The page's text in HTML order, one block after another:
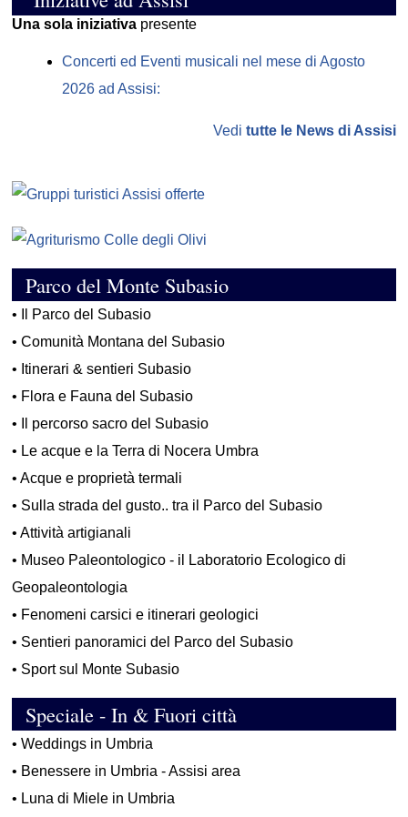
Una sola iniziativa presente
Concerti ed Eventi musicali nel mese di Agosto
2026 ad Assisi:
Vedi tutte le News di Assisi
Parco del Monte Subasio
•
Il Parco del Subasio
•Comunità Montana del Subasio
• Itinerari & sentieri Subasio
• Flora e Fauna del Subasio
•
Il percorso sacro del Subasio
• Le acque e la Terra di Nocera Umbra
•Acque e proprietà termali
• Sulla strada del gusto.. tra il Parco del Subasio
•Attività artigianali
• Museo Paleontologico - il Laboratorio Ecologico di
Geopaleontologia
• Fenomeni carsici e itinerari geologici
• Sentieri panoramici del Parco del Subasio
• Sport sul Monte Subasio
Speciale - In & Fuori città
•Weddings in Umbria
• Benessere in Umbria - Assisi area
• Luna di Miele in Umbria